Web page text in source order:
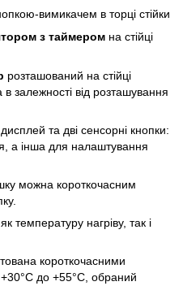
вимикачем в торці стійки
з таймером на стійці
розташований на стійці
залежності від розташування
та дві сенсорні кнопки:
а інша для налаштування
можна короткочасним
температуру нагріву, так і
короткочасними
до +55°С, обраний